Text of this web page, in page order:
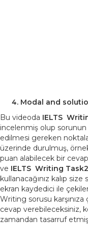
Modal and
Bu videoda IELTS
incelenmiş olup sorunun
edilmesi gereken
üzerinde durulmuş,
puan alabilecek bir
ve IELTS Writing Task2
kullanacağınız kalıp
ekran kaydedici ile
Writing sorusu karşınıza
cevap verebileceksiniz,
zamandan tasarruf etmiş